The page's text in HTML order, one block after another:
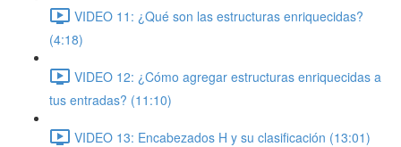
VIDEO 11: ¿Qué son las estructuras enriquecidas?
(4:18)
VIDEO 12: ¿Cómo agregar estructuras enriquecidas a
tus entradas? (11:10)
VIDEO 13: Encabezados H y su clasificación (13:01)